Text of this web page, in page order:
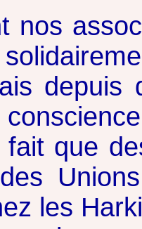
nos
depuis
fait que
les